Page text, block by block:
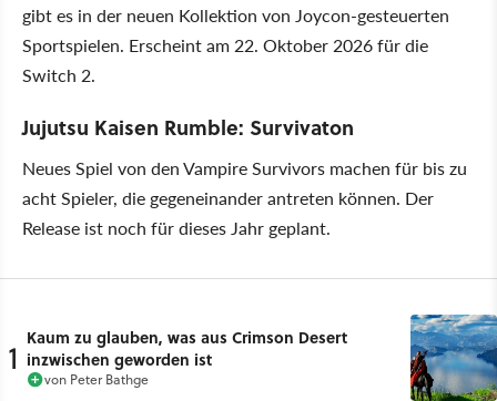
gibt es in der neuen Kollektion von Joycon-gesteuerten
Sportspielen. Erscheint am 22. Oktober 2026 für die
Switch 2.
Jujutsu Kaisen Rumble: Survivaton
Neues Spiel von den Vampire Survivors machen für bis zu
acht Spieler, die gegeneinander antreten können. Der
Release ist noch für dieses Jahr geplant.
1 Kaum zu glauben, was aus Crimson Desert
inzwischen geworden ist
von Peter Bathge